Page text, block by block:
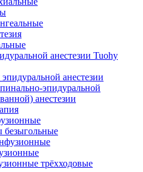
анестезии Tuohy
анестезии
эпидуральной
анестезии
безыгольные
трёхходовые